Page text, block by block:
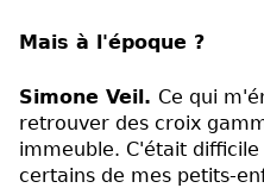
Mais à l'époque ?
Simone Veil. Ce qui
retrouver des croix
immeuble. C'était
certains de mes petits-